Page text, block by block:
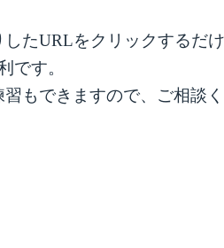
たURLをクリックするだ
です。
もできますので、ご相談く